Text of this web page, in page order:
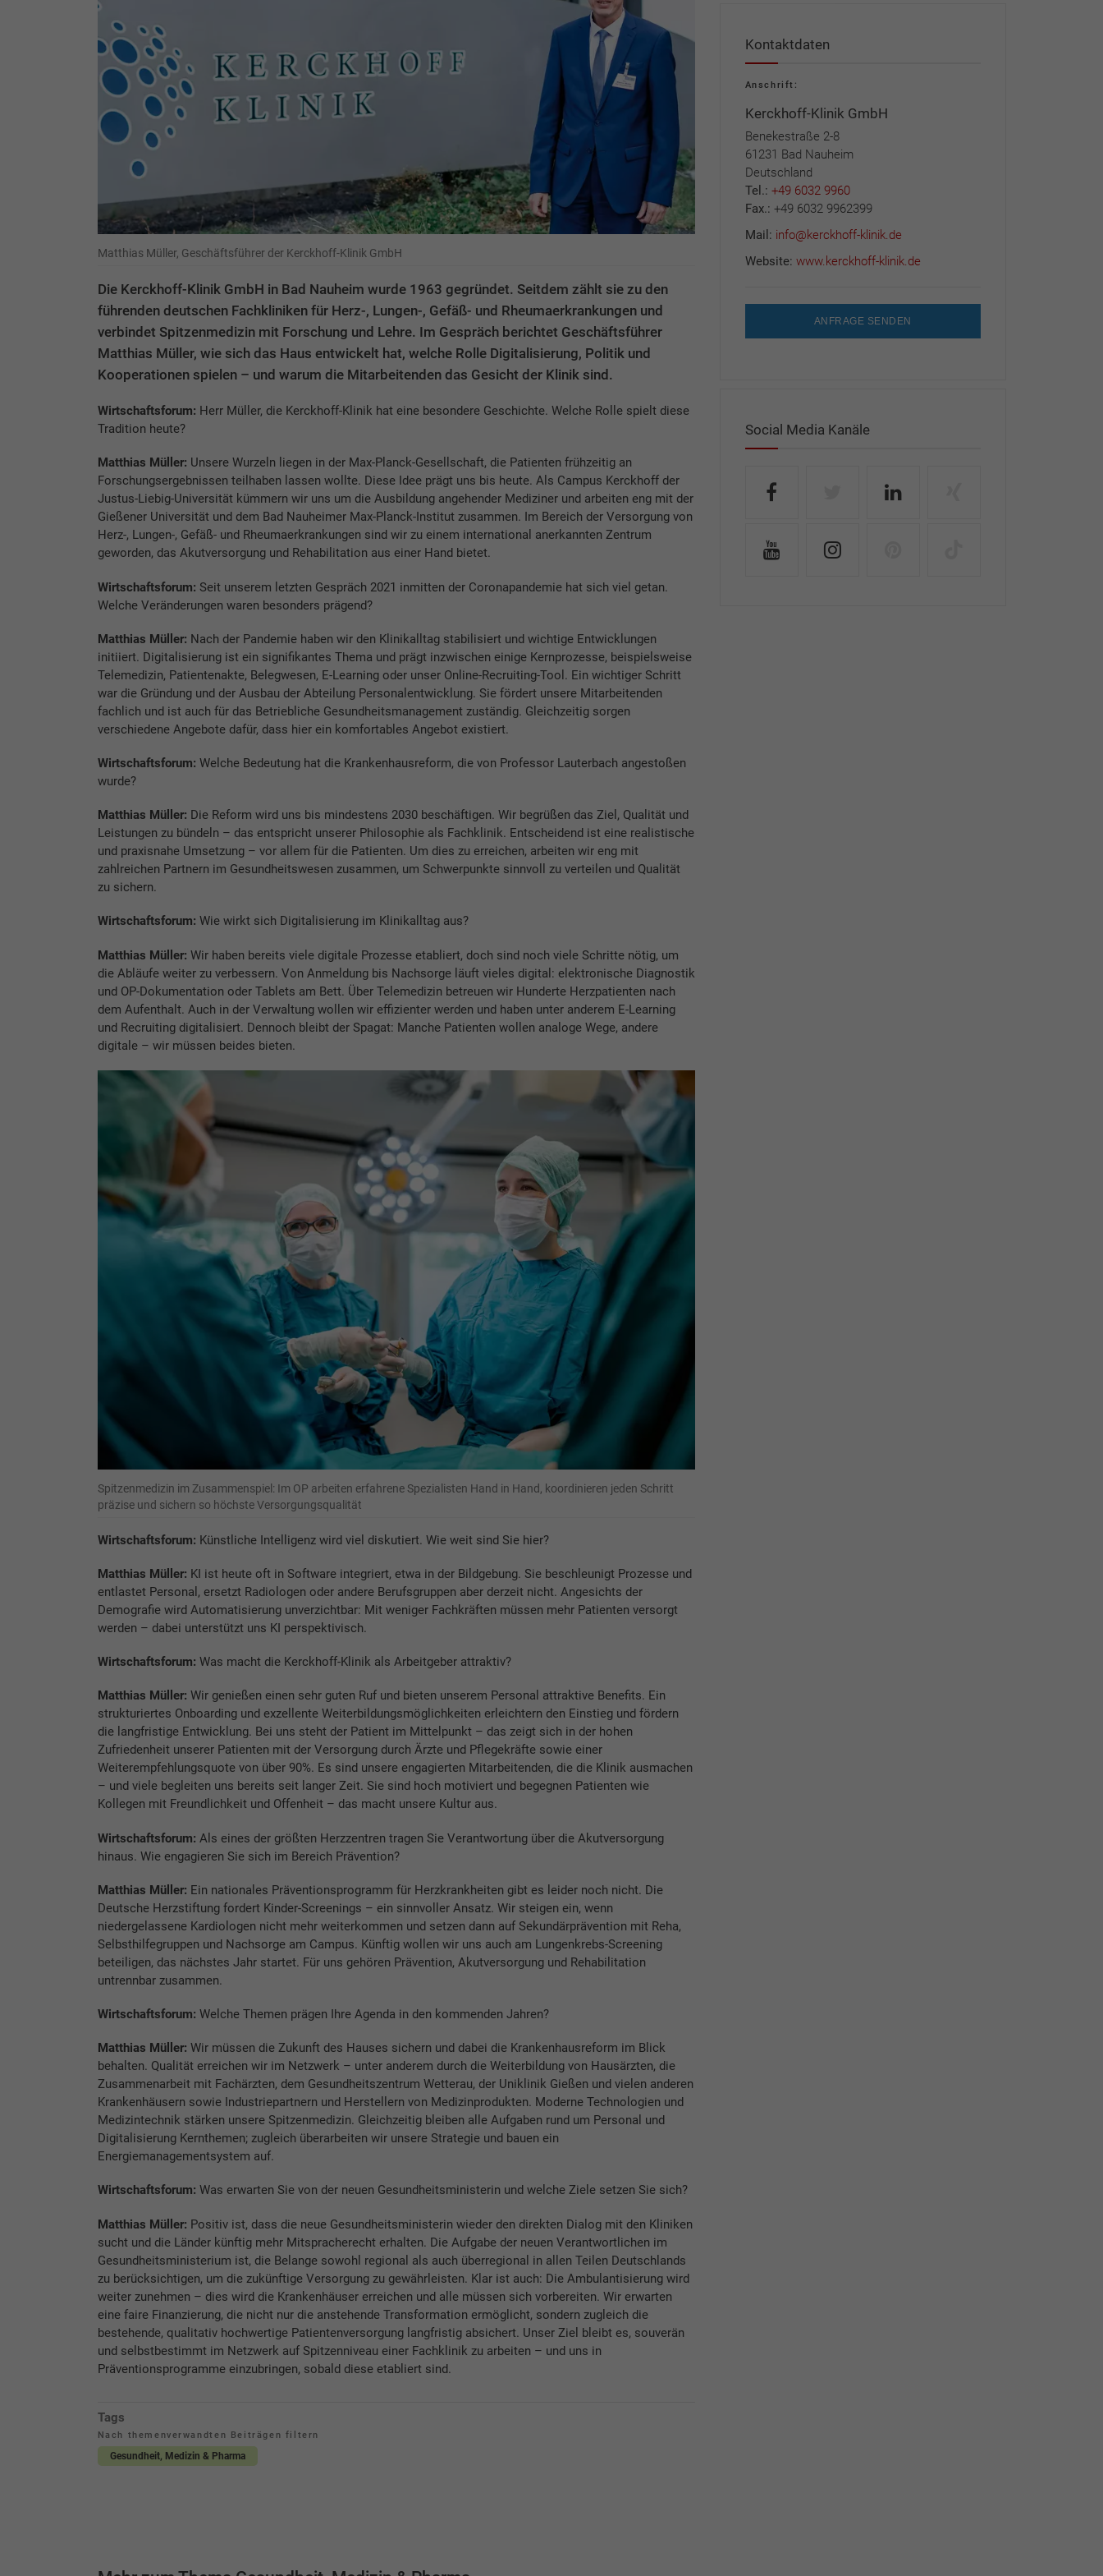
Matthias Müller, Geschäftsführer der Kerckhoff-Klinik GmbH
Die Kerckhoff-Klinik GmbH in Bad Nauheim wurde 1963 gegründet. Seitdem zählt sie zu den
führenden deutschen Fachkliniken für Herz-, Lungen-, Gefäß- und Rheumaerkrankungen und
verbindet Spitzenmedizin mit Forschung und Lehre. Im Gespräch berichtet Geschäftsführer
Matthias Müller, wie sich das Haus entwickelt hat, welche Rolle Digitalisierung, Politik und
Kooperationen spielen – und warum die Mitarbeitenden das Gesicht der Klinik sind.
Wirtschaftsforum: Herr Müller, die Kerckhoff-Klinik hat eine besondere Geschichte. Welche Rolle spielt diese
Tradition heute?
Matthias Müller: Unsere Wurzeln liegen in der Max-Planck-Gesellschaft, die Patienten frühzeitig an
Forschungsergebnissen teilhaben lassen wollte. Diese Idee prägt uns bis heute. Als Campus Kerckhoff der
Justus-Liebig-Universität kümmern wir uns um die Ausbildung angehender Mediziner und arbeiten eng mit der
Gießener Universität und dem Bad Nauheimer Max-Planck-Institut zusammen. Im Bereich der Versorgung von
Herz-, Lungen-, Gefäß- und Rheumaerkrankungen sind wir zu einem international anerkannten Zentrum
geworden, das Akutversorgung und Rehabilitation aus einer Hand bietet.
Wirtschaftsforum: Seit unserem letzten Gespräch 2021 inmitten der Coronapandemie hat sich viel getan.
Welche Veränderungen waren besonders prägend?
Matthias Müller: Nach der Pandemie haben wir den Klinikalltag stabilisiert und wichtige Entwicklungen
initiiert. Digitalisierung ist ein signifikantes Thema und prägt inzwischen einige Kernprozesse, beispielsweise
Telemedizin, Patientenakte, Belegwesen, E-Learning oder unser Online-Recruiting-Tool. Ein wichtiger Schritt
war die Gründung und der Ausbau der Abteilung Personalentwicklung. Sie fördert unsere Mitarbeitenden
fachlich und ist auch für das Betriebliche Gesundheitsmanagement zuständig. Gleichzeitig sorgen
verschiedene Angebote dafür, dass hier ein komfortables Angebot existiert.
Wirtschaftsforum: Welche Bedeutung hat die Krankenhausreform, die von Professor Lauterbach angestoßen
wurde?
Matthias Müller: Die Reform wird uns bis mindestens 2030 beschäftigen. Wir begrüßen das Ziel, Qualität und
Leistungen zu bündeln – das entspricht unserer Philosophie als Fachklinik. Entscheidend ist eine realistische
und praxisnahe Umsetzung – vor allem für die Patienten. Um dies zu erreichen, arbeiten wir eng mit
zahlreichen Partnern im Gesundheitswesen zusammen, um Schwerpunkte sinnvoll zu verteilen und Qualität
zu sichern.
Wirtschaftsforum: Wie wirkt sich Digitalisierung im Klinikalltag aus?
Matthias Müller: Wir haben bereits viele digitale Prozesse eta­bliert, doch sind noch viele Schritte nötig, um
die Abläufe weiter zu verbessern. Von Anmeldung bis Nachsorge läuft vieles digital: elektronische Diagnostik
und OP-Dokumentation oder Tablets am Bett. Über Telemedizin betreuen wir Hunderte Herzpatienten nach
dem Aufenthalt. Auch in der Verwaltung wollen wir effizienter werden und haben unter anderem E-Learning
und Recruiting digitalisiert. Dennoch bleibt der Spagat: Manche Patienten wollen analoge Wege, andere
digitale – wir müssen beides bieten.
Spitzenmedizin im Zusammenspiel: Im OP arbeiten erfahrene Spezialisten Hand in Hand, koordinieren jeden Schritt
präzise und sichern so höchste Versorgungsqualität
Wirtschaftsforum: Künstliche Intelligenz wird viel diskutiert. Wie weit sind Sie hier?
Matthias Müller: KI ist heute oft in Software integriert, etwa in der Bildgebung. Sie beschleunigt Prozesse und
entlastet Personal, ersetzt Radiologen oder andere Berufsgruppen aber derzeit nicht. Angesichts der
Demografie wird Automatisierung unverzichtbar: Mit weniger Fachkräften müssen mehr Patienten versorgt
werden – dabei unterstützt uns KI per­spektivisch.
Wirtschaftsforum: Was macht die Kerckhoff-Klinik als Arbeitgeber attraktiv?
Matthias Müller: Wir genießen einen sehr guten Ruf und bieten unserem Personal attraktive Benefits. Ein
strukturiertes Onboarding und exzellente Weiterbildungsmöglichkeiten erleichtern den Einstieg und fördern
die langfristige Entwicklung. Bei uns steht der Patient im Mittelpunkt – das zeigt sich in der hohen
Zufriedenheit unserer Patienten mit der Versorgung durch Ärzte und Pflegekräfte sowie einer
Weiterempfehlungsquote von über 90%. Es sind unsere engagierten Mitarbeitenden, die die Klinik ausmachen
– und viele begleiten uns bereits seit langer Zeit. Sie sind hoch motiviert und begegnen Patienten wie
Kollegen mit Freundlichkeit und Offenheit – das macht unsere Kultur aus.
Wirtschaftsforum: Als eines der größten Herzzentren tragen Sie Verantwortung über die Akutversorgung
hinaus. Wie engagieren Sie sich im Bereich Prävention?
Matthias Müller: Ein nationales Präventionsprogramm für Herzkrankheiten gibt es leider noch nicht. Die
Deutsche Herzstiftung fordert Kinder-Screenings – ein sinnvoller Ansatz. Wir steigen ein, wenn
niedergelassene Kardiologen nicht mehr weiterkommen und setzen dann auf Sekundärprävention mit Reha,
Selbsthilfegruppen und Nachsorge am Campus. Künftig wollen wir uns auch am Lungenkrebs-Screening
beteiligen, das nächstes Jahr startet. Für uns gehören Prävention, Akutversorgung und Rehabilitation
untrennbar zusammen.
Wirtschaftsforum: Welche Themen prägen Ihre Agenda in den kommenden Jahren?
Matthias Müller: Wir müssen die Zukunft des Hauses sichern und dabei die Krankenhausreform im Blick
behalten. Qualität erreichen wir im Netzwerk – unter anderem durch die Weiterbildung von Hausärzten, die
Zusammenarbeit mit Fachärzten, dem Gesundheitszentrum Wetterau, der Uniklinik Gießen und vielen anderen
Krankenhäusern sowie Industriepartnern und Herstellern von Medizinprodukten. Moderne Technologien und
Medizintechnik stärken unsere Spitzenmedizin. Gleichzeitig bleiben alle Aufgaben rund um Personal und
Digitalisierung Kernthemen; zugleich überarbeiten wir unsere Strategie und bauen ein
Energiemanagementsystem auf.
Wirtschaftsforum: Was erwarten Sie von der neuen Gesundheitsministerin und welche Ziele setzen Sie sich?
Matthias Müller: Positiv ist, dass die neue Gesundheitsministerin wieder den direkten Dialog mit den Kliniken
sucht und die Länder künftig mehr Mitspracherecht erhalten. Die Aufgabe der neuen Verantwortlichen im
Gesundheitsministerium ist, die Belange sowohl regional als auch überregional in allen Teilen Deutschlands
zu berücksichtigen, um die zukünftige Versorgung zu gewährleisten. Klar ist auch: Die Ambulantisierung wird
weiter zunehmen – dies wird die Krankenhäuser erreichen und alle müssen sich vorbereiten. Wir erwarten
eine faire Finanzierung, die nicht nur die anstehende Transformation ermöglicht, sondern zugleich die
bestehende, qualitativ hochwertige Patientenversorgung langfristig absichert. Unser Ziel bleibt es, souverän
und selbstbestimmt im Netzwerk auf Spitzenniveau einer Fachklinik zu arbeiten – und uns in
Präventionsprogramme einzubringen, sobald diese etabliert sind.
Tags
Nach themenverwandten Beiträgen filtern
Gesundheit, Medizin & Pharma
Kontaktdaten
Anschrift:
Kerckhoff-Klinik GmbH
Benekestraße 2-8
61231 Bad Nauheim
Deutschland
Tel.: +49 6032 9960
Fax.: +49 6032 9962399
Mail: info@kerckhoff-klinik.de
Website: www.kerckhoff-klinik.de
ANFRAGE SENDEN
Social Media Kanäle